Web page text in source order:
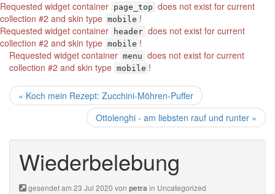
Requested widget container page_top does not exist for current
collection #2 and skin type mobile !
Requested widget container
header does not exist for current
collection #2 and skin type mobile !
Requested widget container menu does not exist for current
collection #2 and skin type mobile !
« Koch mein Rezept: Zucchini-Möhren-Puffer
Ottolenghi - am liebsten rauf und runter »
Wiederbelebung
gesendet am 23 Jul 2020 von petra in Uncategorized